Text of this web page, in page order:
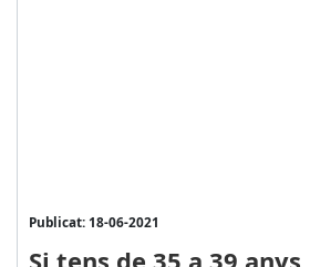
Publicat: 18-06-2021